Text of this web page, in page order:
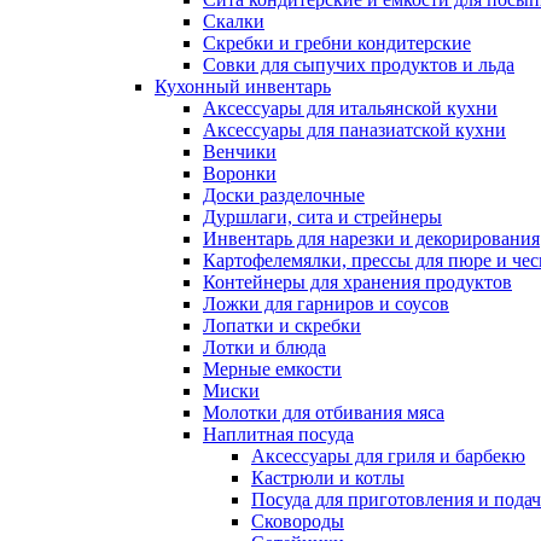
Скалки
Скребки и гребни кондитерские
Совки для сыпучих продуктов и льда
Кухонный инвентарь
Аксессуары для итальянской кухни
Аксессуары для паназиатской кухни
Венчики
Воронки
Доски разделочные
Дуршлаги, сита и стрейнеры
Инвентарь для нарезки и декорирования
Картофелемялки, прессы для пюре и
Контейнеры для хранения продуктов
Ложки для гарниров и соусов
Лопатки и скребки
Лотки и блюда
Мерные емкости
Миски
Молотки для отбивания мяса
Наплитная посуда
Аксессуары для гриля и барбекю
Кастрюли и котлы
Посуда для приготовления и
Сковороды